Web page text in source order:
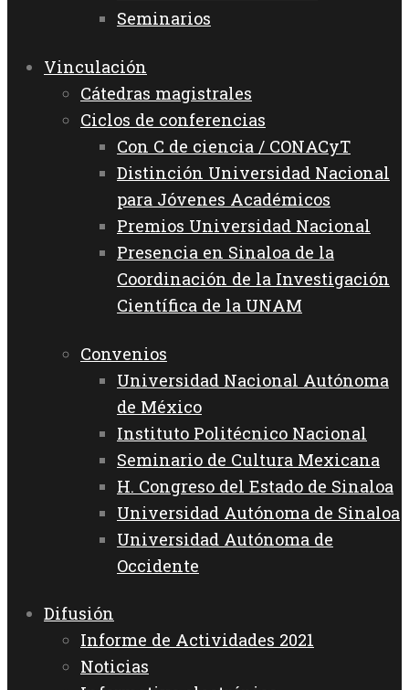
Seminarios
Vinculación
Cátedras magistrales
Ciclos de conferencias
Con C de ciencia / CONACyT
Distinción Universidad Nacional
para Jóvenes Académicos
Premios Universidad Nacional
Presencia en Sinaloa de la
Coordinación de la Investigación
Científica de la UNAM
Convenios
Universidad Nacional Autónoma
de México
Instituto Politécnico Nacional
Seminario de Cultura Mexicana
H. Congreso del Estado de Sinaloa
Universidad Autónoma de Sinaloa
Universidad Autónoma de
Occidente
Difusión
Informe de Actividades 2021
Noticias